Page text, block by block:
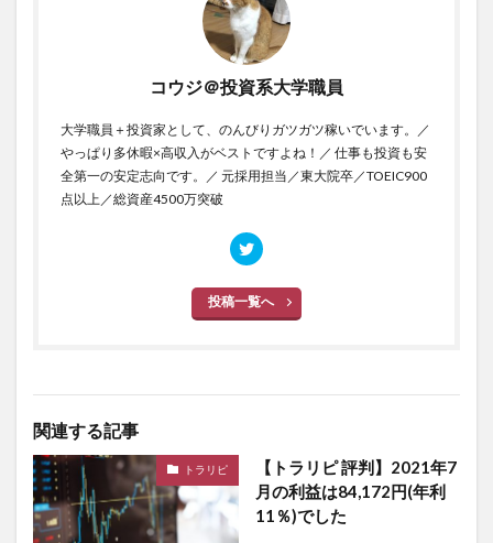
コウジ＠投資系大学職員
大学職員＋投資家として、のんびりガツガツ稼いでいます。／
やっぱり多休暇×高収入がベストですよね！／ 仕事も投資も安
全第一の安定志向です。／ 元採用担当／東大院卒／TOEIC900
点以上／総資産4500万突破
投稿一覧へ
関連する記事
トラリピ
【トラリピ 評判】2021年7
月の利益は84,172円(年利
11％)でした